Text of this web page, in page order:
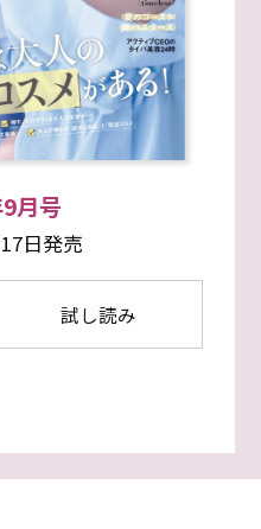
月号
日発売
試し読み